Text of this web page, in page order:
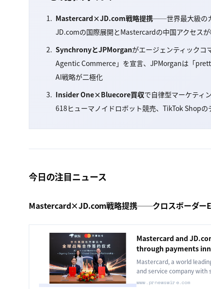
Mastercard×JD.com戦略提携──世界最大級の
JD.comの国際展開とMastercardの中国アクセス
SynchronyとJPMorganがエージェンティック
Agentic Commerce」を宣言、JPMorganは「
AI戦略が二極化
Insider One×Bluecore買収で自律型マーケティ
618ヒューマノイドロボット競売、TikTok Shop
今日の注目ニュース
Mastercard×JD.com戦略提携──クロスボーダー
Mastercard and
through payments
Mastercard, a world
and service company with
www.prnewswire.com